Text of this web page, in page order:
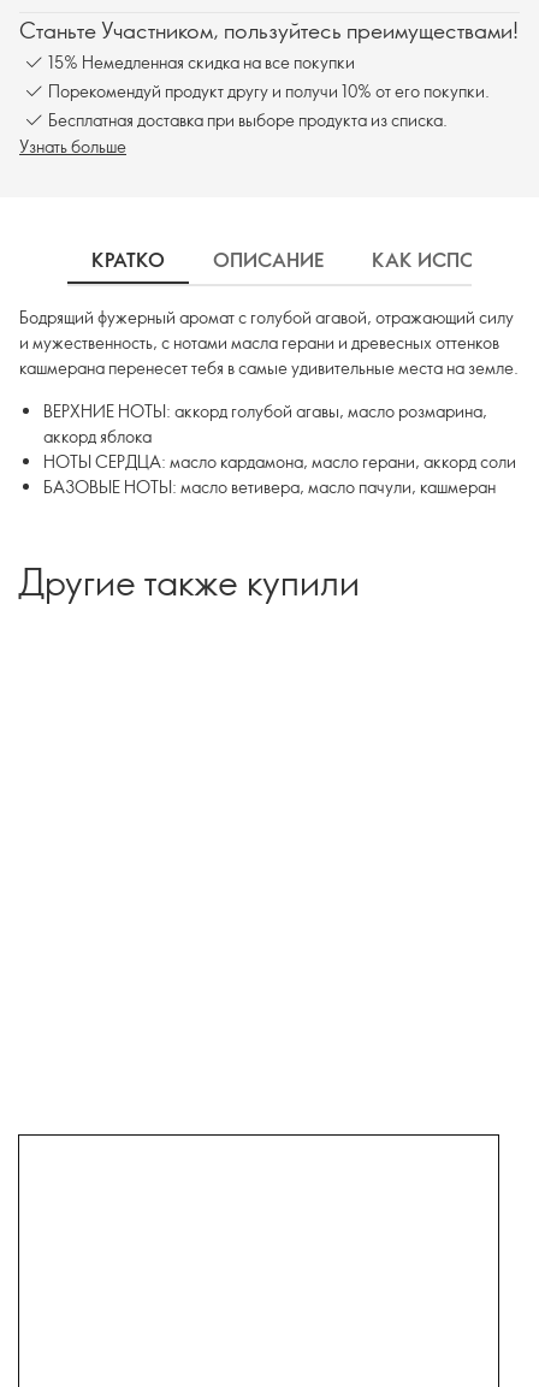
Станьте Участником, пользуйтесь преимуществами!
15% Немедленная скидка на все покупки
Порекомендуй продукт другу и получи 10% от его покупки.
Бесплатная доставка при выборе продукта из списка.
Узнать больше
КРАТКО ОПИСАНИЕ КАК
Бодрящий фужерный аромат с голубой агавой, отражающий силу
и мужественность, с нотами масла герани и древесных оттенков
кашмерана перенесет тебя в самые удивительные места на земле.
ВЕРХНИЕ НОТЫ: аккорд голубой агавы, масло розмарина,
аккорд яблока
НОТЫ СЕРДЦА: масло кардамона, масло герани, аккорд соли
БАЗОВЫЕ НОТЫ: масло ветивера, масло пачули, кашмеран
Другие также купили